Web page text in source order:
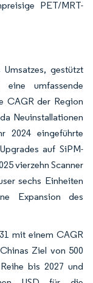
PET/MRT-
gestützt
umfassende
CAGR der Region
Neuinstallationen
2024 eingeführte
auf SiPM-
vierzehn Scanner
sechs Einheiten
Expansion des
mit einem CAGR
Ziel von 500
bis 2027 und